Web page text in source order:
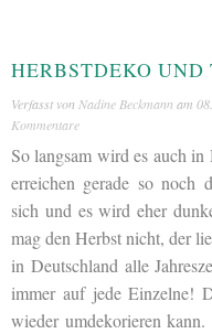
HERBSTDEKO
Verfasst von Nadine Beckmann am
Kommentare
So langsam wird es auch
erreichen gerade so noch
sich und es wird eher
mag den Herbst nicht, der
in Deutschland alle
immer auf jede Einzelne!
wieder umdekorieren